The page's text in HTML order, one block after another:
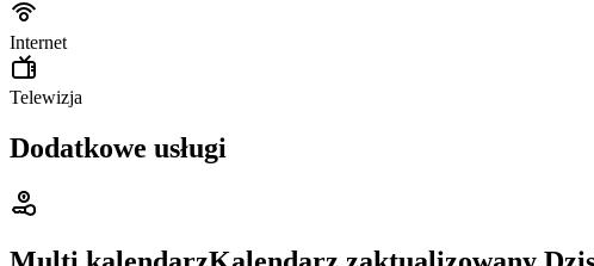
Internet
Telewizja
Dodatkowe usługi